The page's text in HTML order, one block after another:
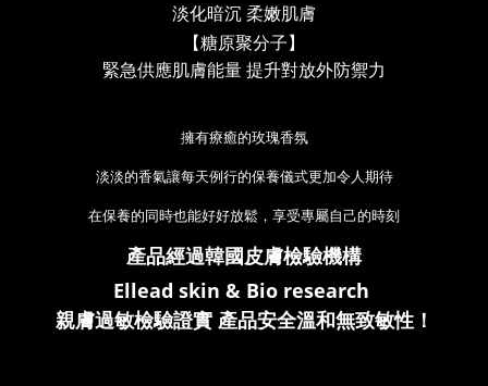
淡化暗沉 柔嫩肌膚
【糖原聚分子】
緊急供應肌膚能量提升對放外防禦力
擁有療癒的玫瑰香氛
淡淡的香氣讓每天例行的保養儀式更加令人期待
在保養的同時也能好好放鬆，享受專屬自己的時刻
產品經過韓國皮膚檢驗機構
Ellead skin & Bio research
親膚過敏檢驗證實 產品安全溫和無致敏性！